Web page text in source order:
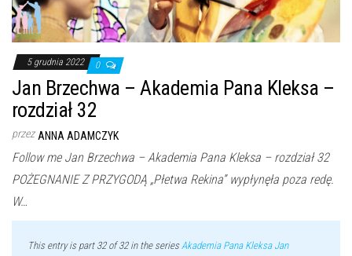
5 grudnia 2022 0
Jan Brzechwa – Akademia Pana Kleksa –
rozdział 32
przez ANNA ADAMCZYK
Follow me Jan Brzechwa – Akademia Pana Kleksa – rozdział 32
POŻEGNANIE Z PRZYGODĄ „Płetwa Rekina” wypłynęła poza redę.
W…
This entry is part 32 of 32 in the seriesAkademia Pana Kleksa Jan